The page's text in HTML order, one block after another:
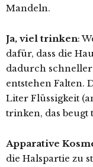
Mandeln.
Ja, viel trinken:
dafür, dass die
dadurch
entstehen Falten.
Liter Flüssigkeit
trinken, das beugt
Apparative
die Halspartie zu